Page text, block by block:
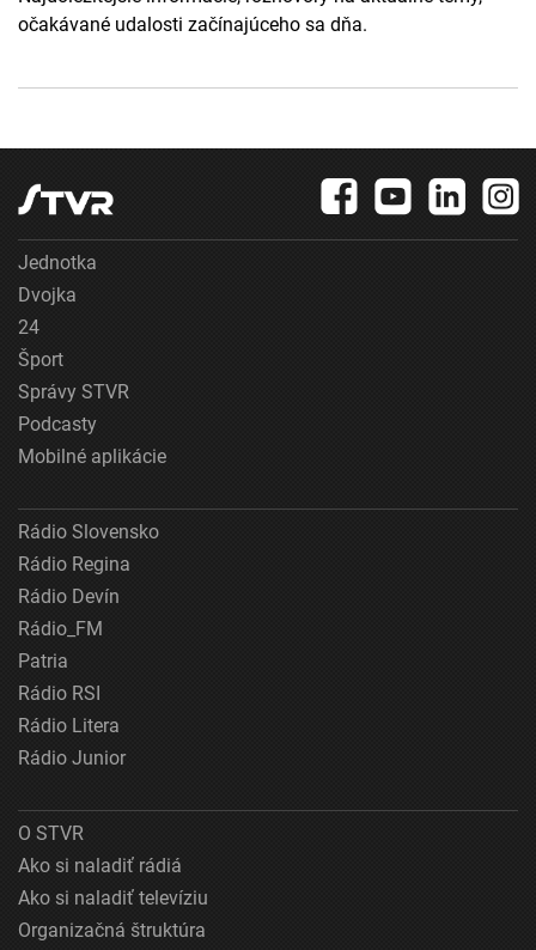
očakávané udalosti začínajúceho sa dňa.
Jednotka
Dvojka
24
Šport
Správy STVR
Podcasty
Mobilné aplikácie
Rádio Slovensko
Rádio Regina
Rádio Devín
Rádio_FM
Patria
Rádio RSI
Rádio Litera
Rádio Junior
O STVR
Ako si naladiť rádiá
Ako si naladiť televíziu
Organizačná štruktúra